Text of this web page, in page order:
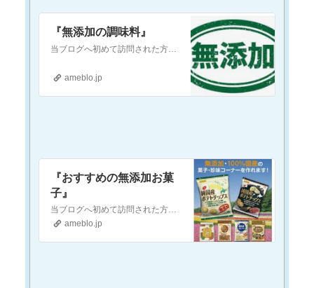
『無添加の調味料』
当ブログへ初めて訪問された方へ当ブログは『現代医療やワクチンに対して疑念を抱いている』という方や『食の安全(農薬・添加物etc.)に不安を感じている』という方…
ameblo.jp
『おすすめの無添加お菓
子』
当ブログへ初めて訪問された方へ当ブログは『現代医療やワクチンに対して疑念を抱いている』という方や『食の安全(農薬・添加物etc.)に不安を感じている』という方…
ameblo.jp